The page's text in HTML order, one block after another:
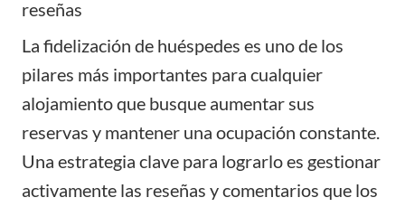
reseñas
La fidelización de huéspedes es uno de los
pilares más importantes para cualquier
alojamiento que busque aumentar sus
reservas y mantener una ocupación constante.
Una estrategia clave para lograrlo es gestionar
activamente las reseñas y comentarios que los